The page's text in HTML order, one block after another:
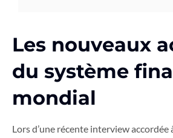
Les nouveaux
du système
mondial
Lors d’une récente interview accordée